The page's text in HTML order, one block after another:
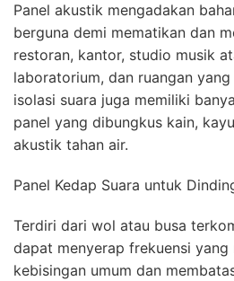
Panel akustik mengadakan
berguna demi mematikan dan
restoran, kantor, studio musik
laboratorium, dan ruangan
isolasi suara juga memiliki
panel yang dibungkus kain,
akustik tahan air.
Panel Kedap Suara untuk
Terdiri dari wol atau busa
dapat menyerap frekuensi yang
kebisingan umum dan